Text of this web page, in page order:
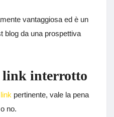
vantaggiosa ed è un
blog da una prospettiva
link interrotto
link pertinente, vale la pena
no.